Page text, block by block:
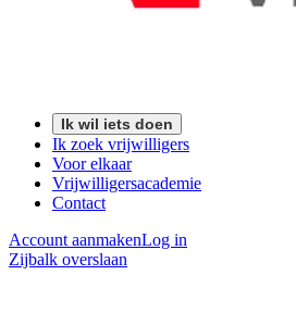
Ik wil iets doen
Ik zoek vrijwilligers
Voor elkaar
Vrijwilligersacademie
Contact
Account aanmakenLog in
Zijbalk overslaan